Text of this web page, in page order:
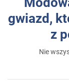
gwiazd,
z
Nie